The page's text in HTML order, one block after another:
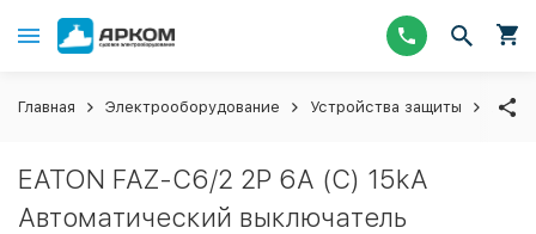
Главная Электрооборудование Устройства защиты
EATON FAZ-C6/2 2P 6A (C) 15kA
Автоматический выключатель